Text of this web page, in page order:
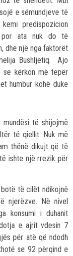
e sëmundjeve të
predispozicion
por ata nuk do të
dhe një nga faktorët
Bushljetiq. Ajo
se kërkon më tepër
humbur kohë duke
mundësi të shijojmë
të qiellit. Nuk më
thënë dikujt që të
ishte një rrezik për
të cilët ndikojnë
njerëzve. Në nivel
konsumi i duhanit
e ajrit vdesin 7
për atë që ndodh
se 92 përqind e